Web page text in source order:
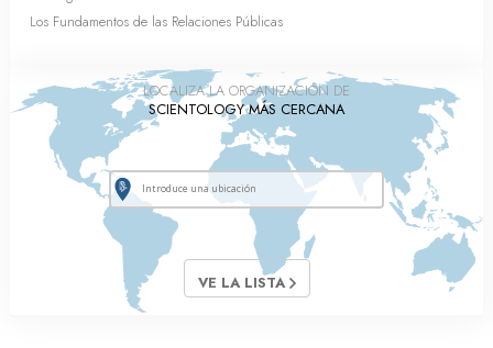
Los Fundamentos de las Relaciones Públicas
LOCALIZA LA ORGANIZACIÓN DE
SCIENTOLOGY MÁS CERCANA
VE LA LISTA